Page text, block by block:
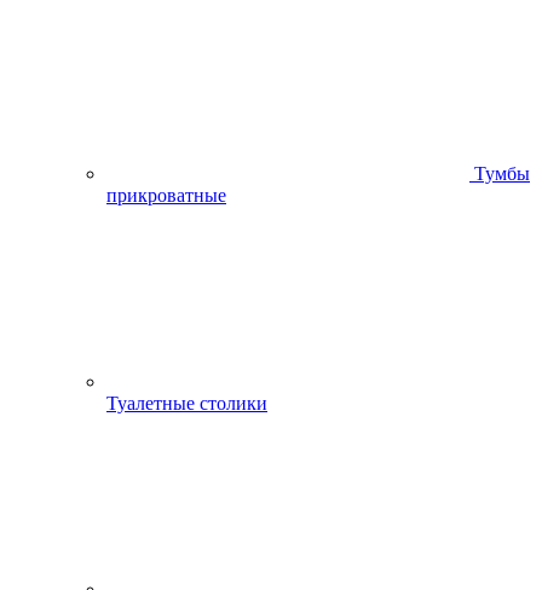
Тумбы
прикроватные
Туалетные столики